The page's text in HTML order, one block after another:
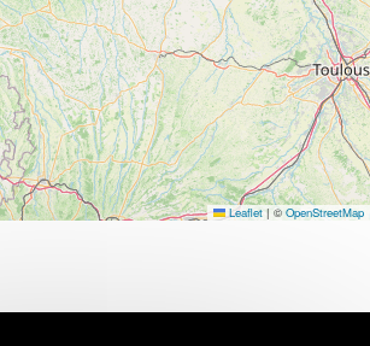
Leaflet | © OpenStreetMap